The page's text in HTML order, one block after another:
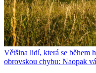
Většina lidí, která se během
obrovskou chybu: Naopak